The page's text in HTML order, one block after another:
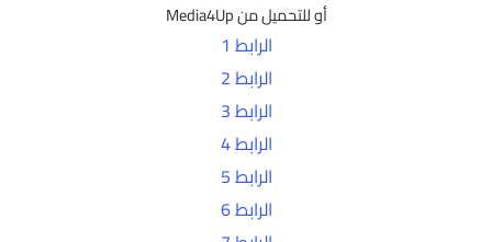
أو للتحميل من Media4Up
الرابط 1
الرابط 2
الرابط 3
الرابط 4
الرابط 5
الرابط 6